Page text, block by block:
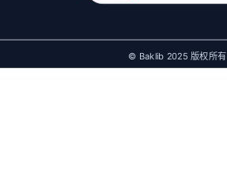
© Baklib 2025 版权所有